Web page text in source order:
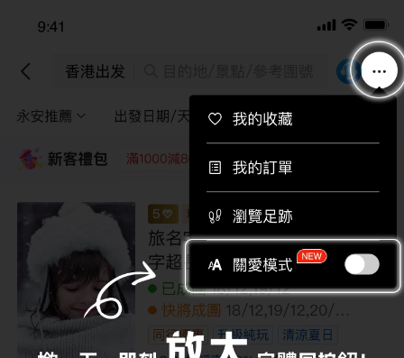
下載
永安推薦 出發日期/天數 途徑景點
新客禮包 每位即減220 每位即減160 每位即減120
LMKCZ07NL
【4鑽】【中亞細亞】哈薩克 7天探索
之旅
其他日期 05/11,12/11,19/11,26/11
全包價
HKD25,999 HKD 21,999+/人
限額優惠
已減
到底啦